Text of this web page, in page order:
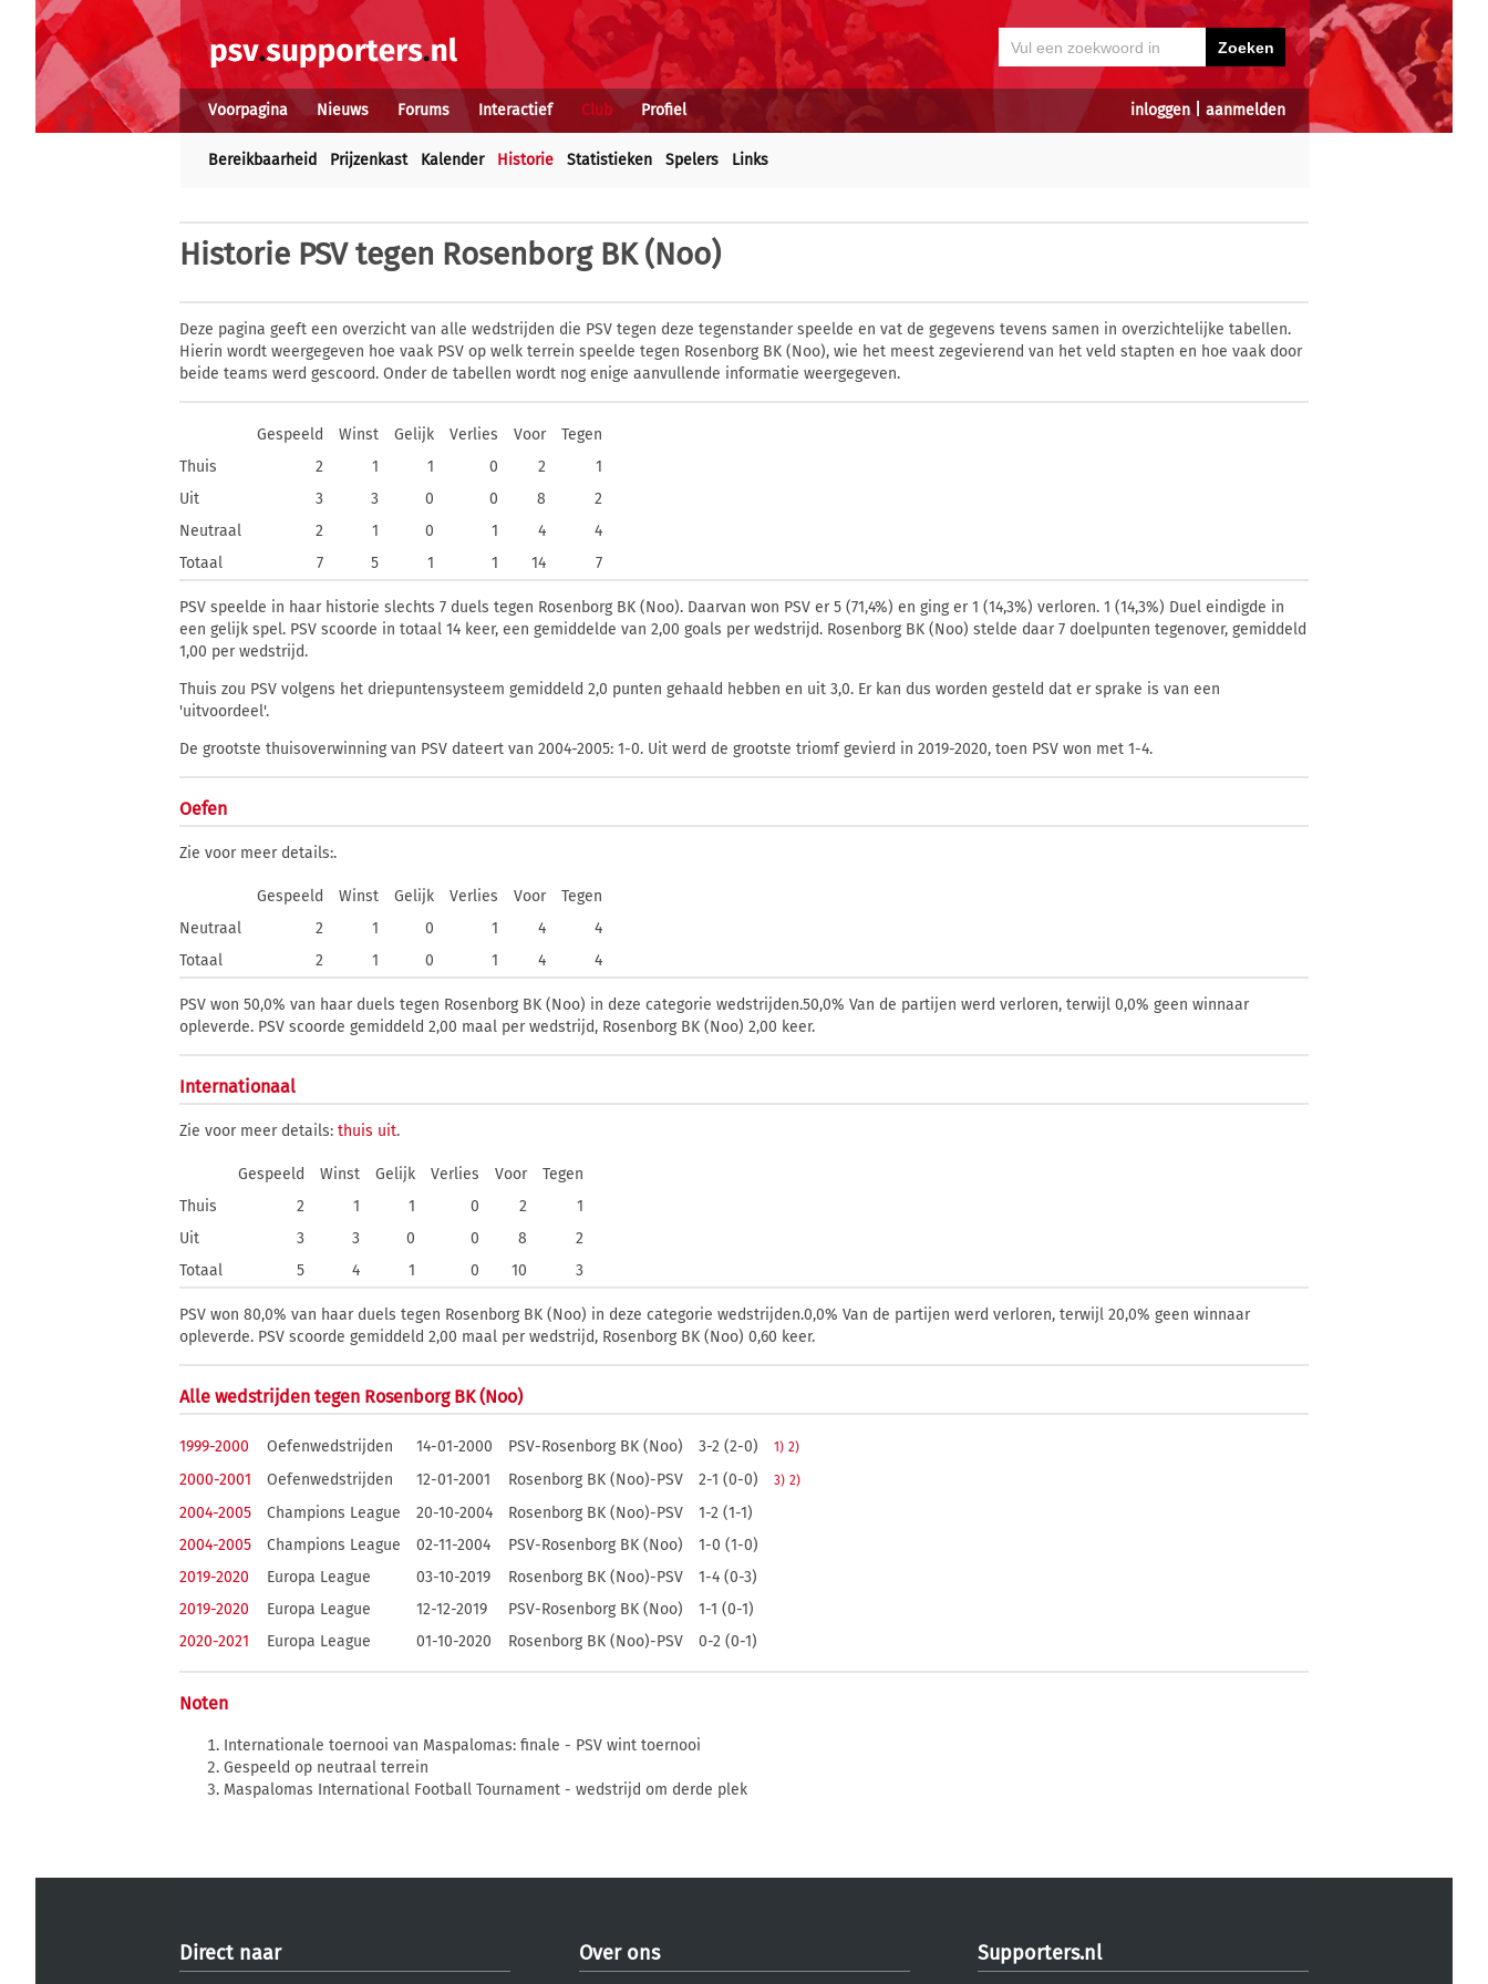
inloggen| aanmelden
Voorpagina Nieuws Forums Interactief Club Profiel
Bereikbaarheid Prijzenkast Kalender Historie Statistieken Spelers Links
Historie PSV tegen Rosenborg BK (Noo)
Deze pagina geeft een overzicht van alle wedstrijden die PSV tegen deze tegenstander speelde en vat de gegevens tevens samen in overzichtelijke tabellen.
Hierin wordt weergegeven hoe vaak PSV op welk terrein speelde tegen Rosenborg BK (Noo), wie het meest zegevierend van het veld stapten en hoe vaak door
beide teams werd gescoord. Onder de tabellen wordt nog enige aanvullende informatie weergegeven.
Gespeeld Winst Gelijk Verlies Voor
Tegen
Thuis
2 1 1 0 2
1
Uit
3 3 0 0 8
2
Neutraal
2 1 0 1 4
4
Totaal
7 5 1 1 14 7
PSV speelde in haar historie slechts 7 duels tegen Rosenborg BK (Noo). Daarvan won PSV er 5 (71,4%) en ging er 1 (14,3%) verloren. 1 (14,3%) Duel eindigde in
een gelijk spel. PSV scoorde in totaal 14 keer, een gemiddelde van 2,00 goals per wedstrijd. Rosenborg BK (Noo) stelde daar 7 doelpunten tegenover, gemiddeld
1,00 per wedstrijd.
Thuis zou PSV volgens het driepuntensysteem gemiddeld 2,0 punten gehaald hebben en uit 3,0. Er kan dus worden gesteld dat er sprake is van een
'uitvoordeel'.
De grootste thuisoverwinning van PSV dateert van 2004-2005: 1-0. Uit werd de grootste triomf gevierd in 2019-2020, toen PSV won met 1-4.
Oefen
Zie voor meer details:.
Gespeeld Winst Gelijk Verlies Voor
Tegen
Neutraal
2 1 0 1 4
4
Totaal
2 1 0 1 4 4
PSV won 50,0% van haar duels tegen Rosenborg BK (Noo) in deze categorie wedstrijden.50,0% Van de partijen werd verloren, terwijl 0,0% geen winnaar
opleverde. PSV scoorde gemiddeld 2,00 maal per wedstrijd, Rosenborg BK (Noo) 2,00 keer.
Internationaal
Zie voor meer details: thuis uit.
Gespeeld Winst Gelijk Verlies Voor
Tegen
Thuis
2 1 1 0 2
1
Uit
3 3 0 0 8
2
Totaal
5 4 1 0 10 3
PSV won 80,0% van haar duels tegen Rosenborg BK (Noo) in deze categorie wedstrijden.0,0% Van de partijen werd verloren, terwijl 20,0% geen winnaar
opleverde. PSV scoorde gemiddeld 2,00 maal per wedstrijd, Rosenborg BK (Noo) 0,60 keer.
Alle wedstrijden tegen Rosenborg BK (Noo)
1999-2000 Oefenwedstrijden 14-01-2000 PSV-Rosenborg BK (Noo) 3-2 (2-0) 1) 2)
2000-2001 Oefenwedstrijden 12-01-2001 Rosenborg BK (Noo)-PSV 2-1 (0-0) 3) 2)
2004-2005 Champions League 20-10-2004 Rosenborg BK (Noo)-PSV
1-2 (1-1)
2004-2005
Champions League 02-11-2004 PSV-Rosenborg BK (Noo)
1-0 (1-0)
2019-2020
Europa League 03-10-2019 Rosenborg BK (Noo)-PSV
1-4 (0-3)
2019-2020
Europa League 12-12-2019 PSV-Rosenborg BK (Noo)
1-1 (0-1)
2020-2021
Europa League 01-10-2020 Rosenborg BK (Noo)-PSV 0-2 (0-1)
Noten
Internationale toernooi van Maspalomas: finale - PSV wint toernooi
Gespeeld op neutraal terrein
Maspalomas International Football Tournament - wedstrijd om derde plek
Direct naar Over ons Supporters.nl